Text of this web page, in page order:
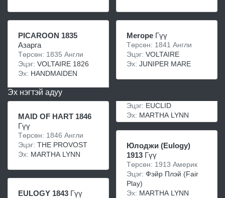
PICAROON 1835
Азарга
Төрсөн: 1835 Англи
Эцэг: VOLTAIRE 1826
Эх: HANDMAIDEN
Merope Гүү
Төрсөн: 1841 Англи
Эцэг: VOLTAIRE
Эх: JUNIPER MARE
Эх нэгтэй адуу
MAID OF HART 1846
Гүү
Төрсөн: 1846 Англи
Эцэг: THE PROVOST
Эх: MARTHA LYNN
EULOGY 1843 Гүү
Эцэг: EUCLID
Эх: MARTHA LYNN
Юлоджи (Eulogy)
1913 Гүү
Төрсөн: 1913 Америк
Эцэг: Фэйр Плэй (Fair
Play)
Эх: MARTHA LYNN